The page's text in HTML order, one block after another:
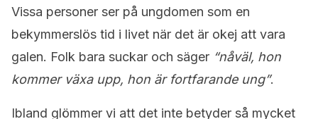
Vissa personer ser på ungdomen som en
bekymmerslös tid i livet när det är okej att vara
galen. Folk bara suckar och säger “nåväl, hon
kommer växa upp, hon är fortfarande ung”.
Ibland glömmer vi att det inte betyder så mycket